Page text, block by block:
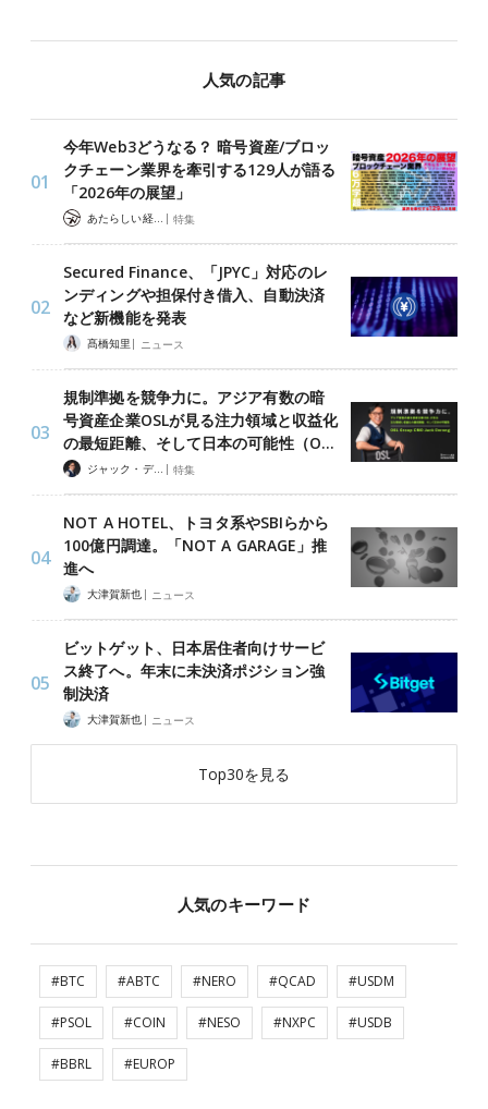
人気の記事
今年Web3どうなる？ 暗号資産/ブロッ
クチェーン業界を牽引する129人が語る
「2026年の展望」
あたらしい経済 編集部 | 特集
Secured Finance、「JPYC」対応のレ
ンディングや担保付き借入、自動決済
など新機能を発表
髙橋知里 | ニュース
規制準拠を競争力に。アジア有数の暗
号資産企業OSLが見る注力領域と収益化
の最短距離、そして日本の可能性（O…
ジャック・デロン（Jack Derong） | 特集
NOT A HOTEL、トヨタ系やSBIらから
100億円調達。「NOT A GARAGE」推
進へ
大津賀新也 | ニュース
ビットゲット、日本居住者向けサービ
ス終了へ。年末に未決済ポジション強
制決済
大津賀新也 | ニュース
Top30を見る
人気のキーワード
#BTC #ABTC #NERO #QCAD #USDM
#PSOL #COIN #NESO #NXPC #USDB
#BBRL #EUROP